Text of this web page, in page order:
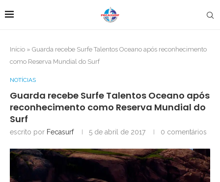
Início » Guarda recebe Surfe Talentos Oceano após reconhecimento
como Reserva Mundial do Surf
NOTÍCIAS
Guarda recebe Surfe Talentos Oceano após
reconhecimento como Reserva Mundial do
Surf
escrito por Fecasurf 5 de abril de 2017 0 comentários